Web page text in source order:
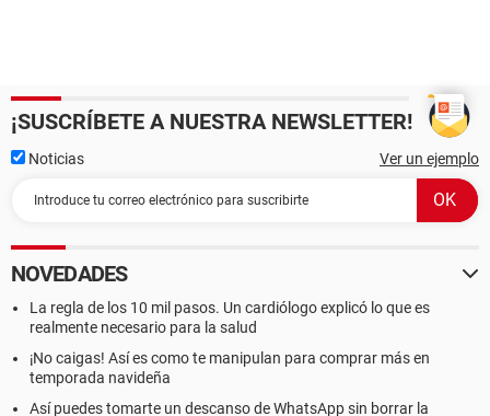
¡SUSCRÍBETE A NUESTRA NEWSLETTER!
Noticias Ver un ejemplo
NOVEDADES
La regla de los 10 mil pasos. Un cardiólogo explicó lo que es
realmente necesario para la salud
¡No caigas! Así es como te manipulan para comprar más en
temporada navideña
Así puedes tomarte un descanso de WhatsApp sin borrar la